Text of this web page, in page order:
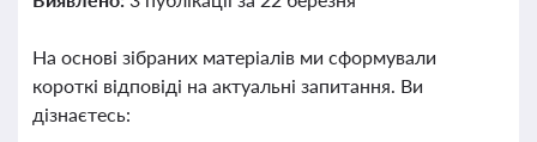
На основі зібраних матеріалів ми сформували
короткі відповіді на актуальні запитання. Ви
дізнаєтесь: